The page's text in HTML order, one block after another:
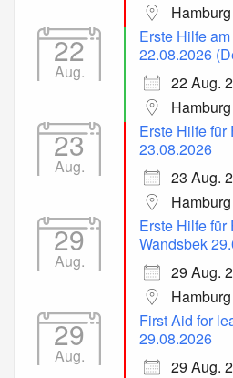
Hamburg
22
Aug.
Erste Hilfe
22.08.2026
22 Aug.
Hamburg
23
Aug.
Erste Hilfe für
23.08.2026
23 Aug.
Hamburg
29
Aug.
Erste Hilfe für
Wandsbek
29 Aug.
Hamburg
29
Aug.
First Aid for
29.08.2026
29 Aug.